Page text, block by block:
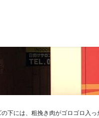
には、粗挽き肉がゴロゴロ入